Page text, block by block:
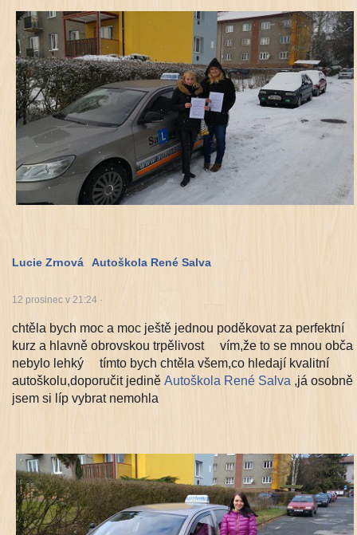
Lucie Zrnová Autoškola René Salva
12 prosinec v 21:24·
chtěla bych moc a moc ještě jednou poděkovat za perfektní
kurz a hlavně obrovskou trpělivost
vím,že to se mnou
nebylo lehký
tímto bych chtěla všem,co hledají kvalitní
autoškolu,doporučit jedině Autoškola René Salva ,já osobně
jsem si líp vybrat nemohla